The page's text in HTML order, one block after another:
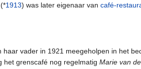
1913) was later eigenaar van café-
vader in 1921 meegeholpen in het
het grenscafé nog regelmatig Marie van